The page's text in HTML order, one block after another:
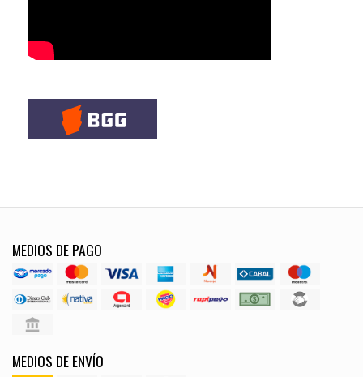
MEDIOS DE PAGO
MEDIOS DE ENVÍO